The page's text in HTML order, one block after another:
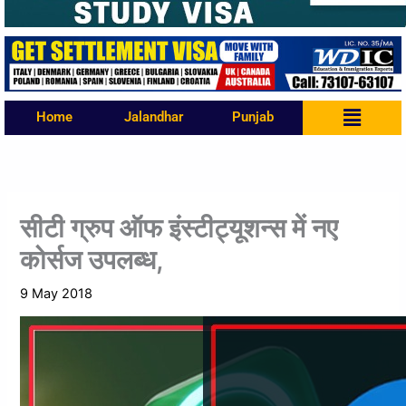
Home Jalandhar Punjab Menu
सीटी ग्रुप ऑफ इंस्टीट्यूशन्स में नए
कोर्सज उपलब्ध,
9 May 2018